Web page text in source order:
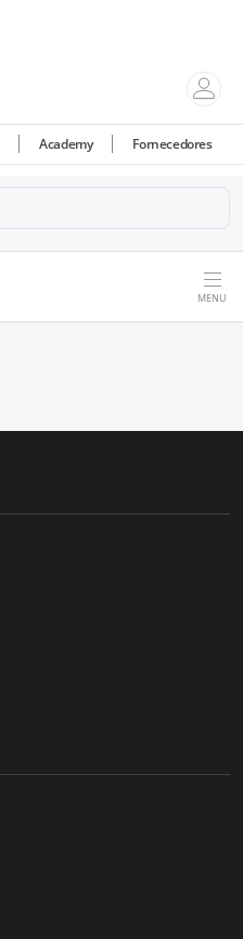
Academy Fornecedores
MENU